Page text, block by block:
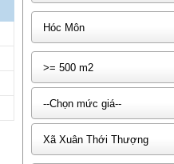
Hóc Môn
>= 500 m2
--Chọn mức giá--
Xã Xuân Thới Thượng